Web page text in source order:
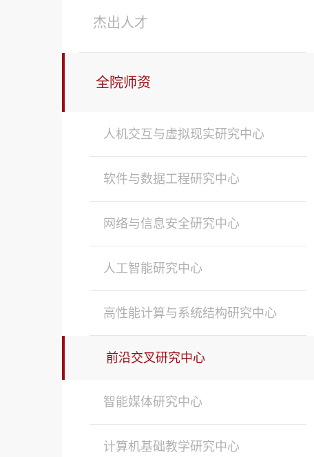
杰出人才
全院师资
人机交互与虚拟现实研究中心
软件与数据工程研究中心
网络与信息安全研究中心
人工智能研究中心
高性能计算与系统结构研究中心
前沿交叉研究中心
智能媒体研究中心
计算机基础教学研究中心